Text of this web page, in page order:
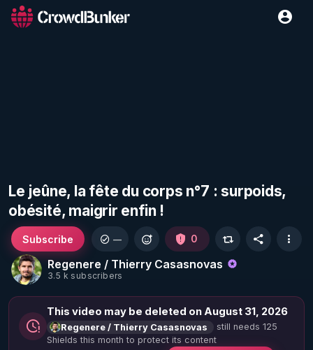
Le jeûne, la fête du corps n°7 : surpoids,
obésité, maigrir enfin !
Regenere / Thierry Casasnovas
3.5 k subscribers
Subscribe — 0
This video may be deleted on August 31, 2026
Regenere / Thierry Casasnovas
still needs 125
Shields this month to protect its content